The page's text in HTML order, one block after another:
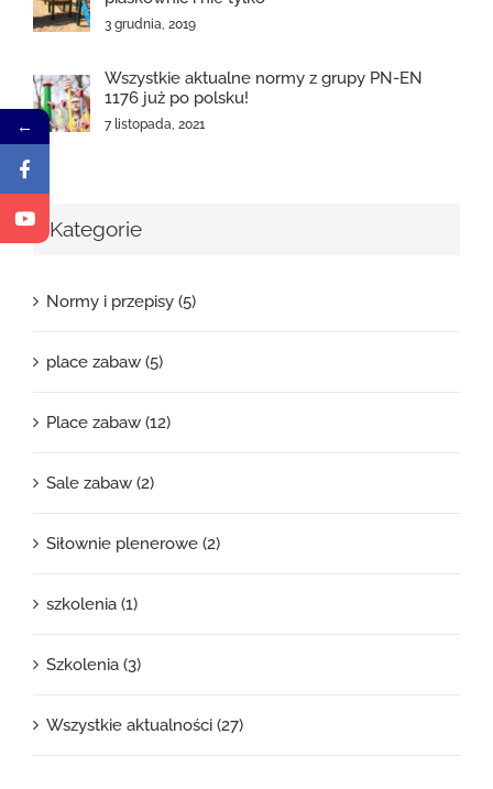
3 grudnia, 2019
Wszystkie aktualne normy z grupy PN-EN
1176 już po polsku!
7 listopada, 2021
Kategorie
Normy i przepisy (5)
place zabaw (5)
Place zabaw (12)
Sale zabaw (2)
Siłownie plenerowe (2)
szkolenia (1)
Szkolenia (3)
Wszystkie aktualności (27)
←